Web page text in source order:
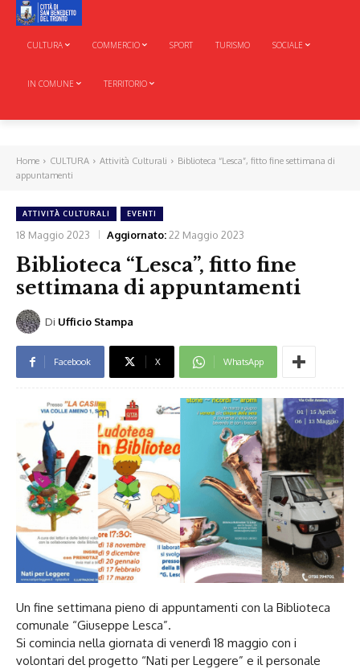
CULTURA COMMERCIO SPORT TURISMO SOCIALE
IN COMUNE TERRITORIO
Home CULTURA Attività Culturali
Biblioteca “Lesca”, fitto fine settimana di
appuntamenti
ATTIVITÀ CULTURALI EVENTI
18 Maggio 2023 Aggiornato: 22 Maggio 2023
Biblioteca “Lesca”, fitto fine
settimana di appuntamenti
Di Ufficio Stampa
Facebook X WhatsApp
Un fine settimana pieno di appuntamenti con la Biblioteca
comunale “Giuseppe Lesca”.
Si comincia nella giornata di venerdì 18 maggio con i
volontari del progetto “Nati per Leggere” e il personale